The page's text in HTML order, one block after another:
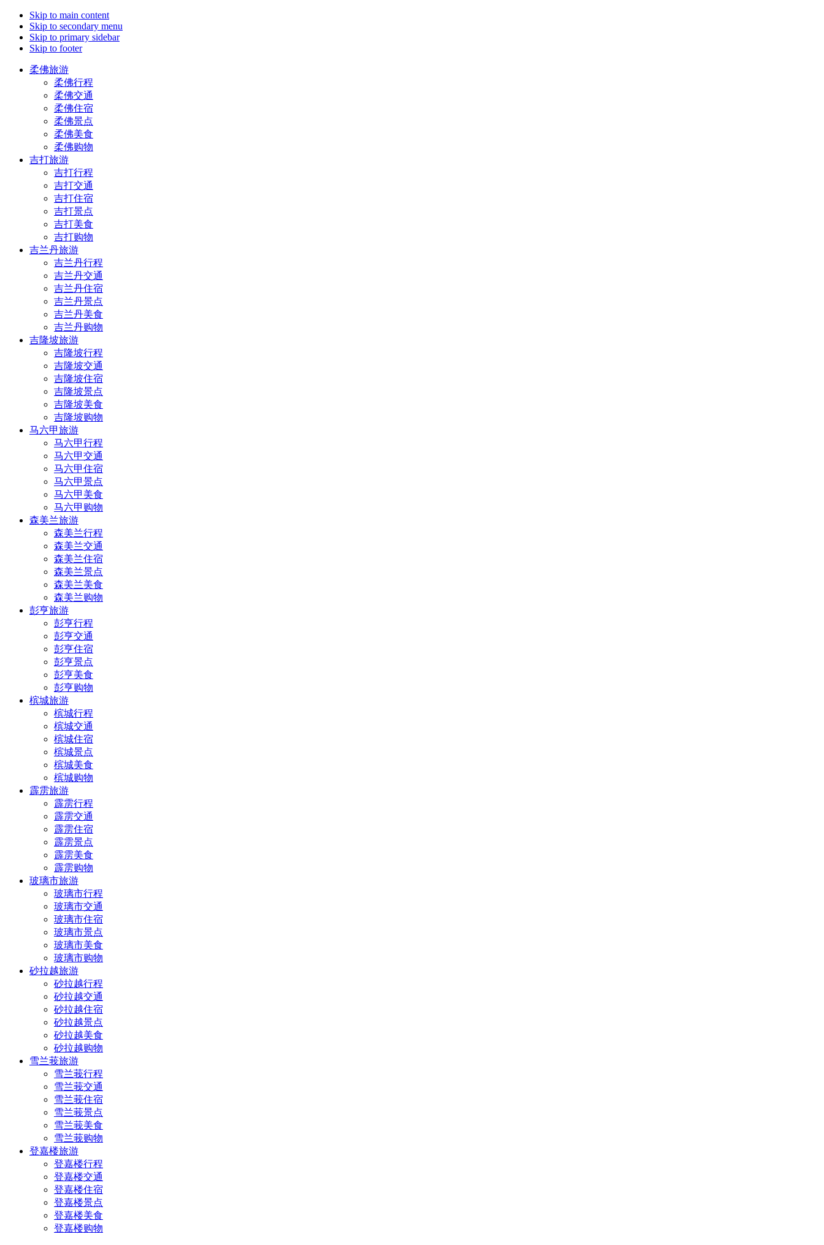
Skip to main content
Skip to secondary menu
Skip to primary sidebar
Skip to footer
柔佛旅游
柔佛行程
柔佛交通
柔佛住宿
柔佛景点
柔佛美食
柔佛购物
吉打旅游
吉打行程
吉打交通
吉打住宿
吉打景点
吉打美食
吉打购物
吉兰丹旅游
吉兰丹行程
吉兰丹交通
吉兰丹住宿
吉兰丹景点
吉兰丹美食
吉兰丹购物
吉隆坡旅游
吉隆坡行程
吉隆坡交通
吉隆坡住宿
吉隆坡景点
吉隆坡美食
吉隆坡购物
马六甲旅游
马六甲行程
马六甲交通
马六甲住宿
马六甲景点
马六甲美食
马六甲购物
森美兰旅游
森美兰行程
森美兰交通
森美兰住宿
森美兰景点
森美兰美食
森美兰购物
彭亨旅游
彭亨行程
彭亨交通
彭亨住宿
彭亨景点
彭亨美食
彭亨购物
槟城旅游
槟城行程
槟城交通
槟城住宿
槟城景点
槟城美食
槟城购物
霹雳旅游
霹雳行程
霹雳交通
霹雳住宿
霹雳景点
霹雳美食
霹雳购物
玻璃市旅游
玻璃市行程
玻璃市交通
玻璃市住宿
玻璃市景点
玻璃市美食
玻璃市购物
砂拉越旅游
砂拉越行程
砂拉越交通
砂拉越住宿
砂拉越景点
砂拉越美食
砂拉越购物
雪兰莪旅游
雪兰莪行程
雪兰莪交通
雪兰莪住宿
雪兰莪景点
雪兰莪美食
雪兰莪购物
登嘉楼旅游
登嘉楼行程
登嘉楼交通
登嘉楼住宿
登嘉楼景点
登嘉楼美食
登嘉楼购物